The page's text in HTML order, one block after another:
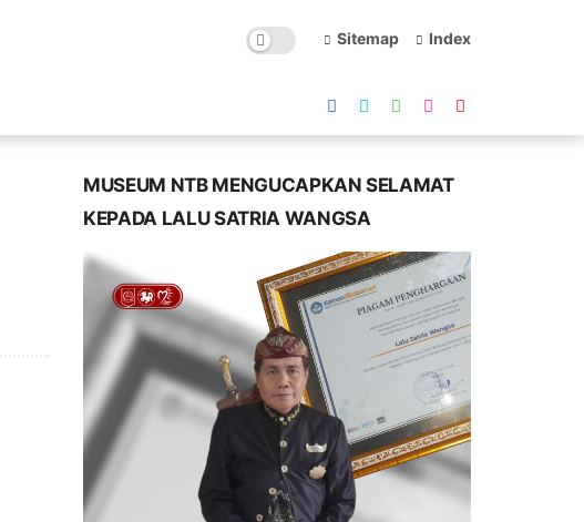
Sitemap Index
MUSEUM NTB MENGUCAPKAN SELAMAT
KEPADA LALU SATRIA WANGSA